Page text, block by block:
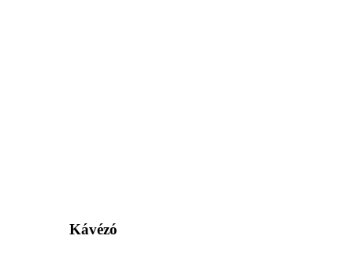
Kávézó